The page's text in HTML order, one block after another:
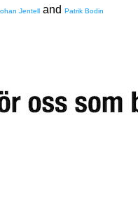
Jentell and Patrik Bodin